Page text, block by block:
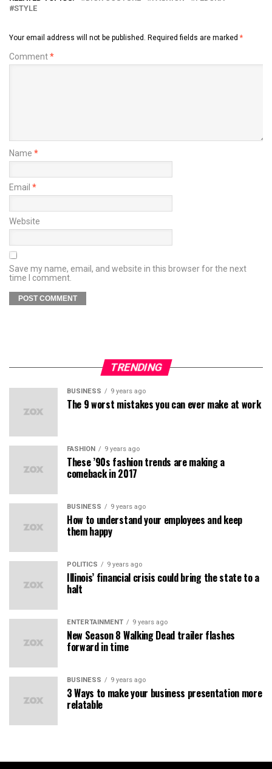
STYLE
Your email address will not be published. Required fields are marked *
Comment*
Name *
Email *
Website
Save my name, email, and website in this browser for the next
time I comment.
TRENDING
BUSINESS 9 years ago
The 9 worst mistakes you can ever make at work
FASHION 9 years ago
These ’90s fashion trends are making a
comeback in 2017
BUSINESS 9 years ago
How to understand your employees and keep
them happy
POLITICS 9 years ago
Illinois’ financial crisis could bring the state to a
halt
ENTERTAINMENT 9 years ago
New Season 8 Walking Dead trailer flashes
forward in time
BUSINESS 9 years ago
3 Ways to make your business presentation more
relatable